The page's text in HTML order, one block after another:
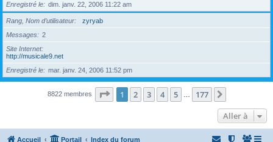
Enregistré le
dim. janv. 22, 2006 11:22 am
Rang, Nom d’utilisateur
zyryab
Messages
2
Site Internet
http://musicale9.net
Enregistré le
mar. janv. 24, 2006 11:52 pm
8822 membres Page 1sur177
1 2 3 4 5 177
Aller à
Accueil Portail Index du forum